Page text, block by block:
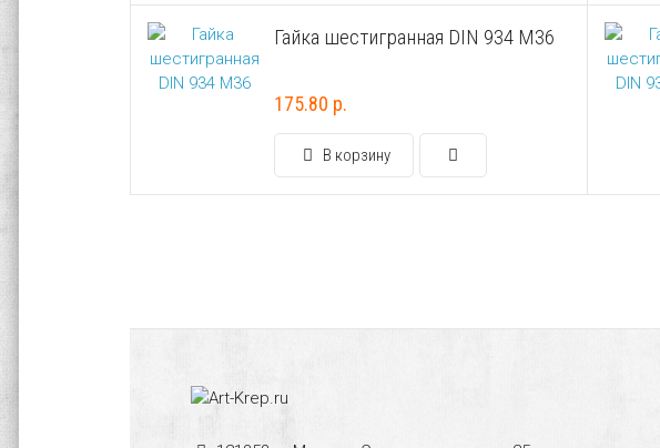
Гайка шестигранная DIN 934 М36
175.80 р.
В корзину